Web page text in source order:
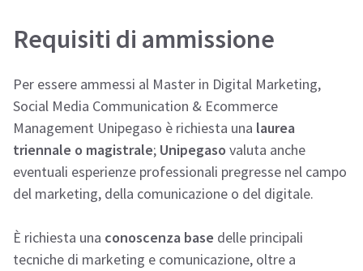
Requisiti di ammissione
Per essere ammessi al Master in Digital Marketing,
Social Media Communication & Ecommerce
Management Unipegaso è richiesta una laurea
triennale o magistrale; Unipegaso valuta anche
eventuali esperienze professionali pregresse nel campo
del marketing, della comunicazione o del digitale.
È richiesta una conoscenza base delle principali
tecniche di marketing e comunicazione, oltre a